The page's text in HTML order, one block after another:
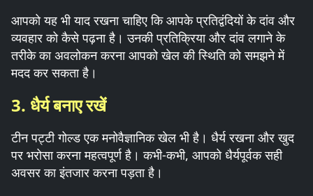
आपको यह भी याद रखना चाहिए कि आपके प्रतिद्वंदियों के दांव और
व्यवहार को कैसे पढ़ना है। उनकी प्रतिक्रिया और दांव लगाने के
तरीके का अवलोकन करना आपको खेल की स्थिति को समझने में
मदद कर सकता है।
3. धैर्य बनाए रखें
टीन पट्टी गोल्ड एक मनोवैज्ञानिक खेल भी है। धैर्य रखना और खुद
पर भरोसा करना महत्वपूर्ण है। कभी-कभी, आपको धैर्यपूर्वक सही
अवसर का इंतजार करना पड़ता है।